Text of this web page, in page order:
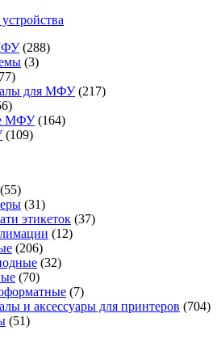
(288)
(3)
для МФУ(217)
МФУ(164)
(109)
(55)
(31)
этикеток (37)
(12)
(206)
(32)
(70)
(7)
и аксессуары для принтеров (704)
(51)